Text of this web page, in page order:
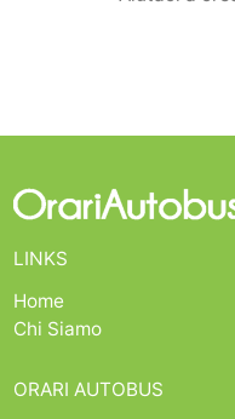
LINKS
Home
Chi Siamo
ORARI AUTOBUS